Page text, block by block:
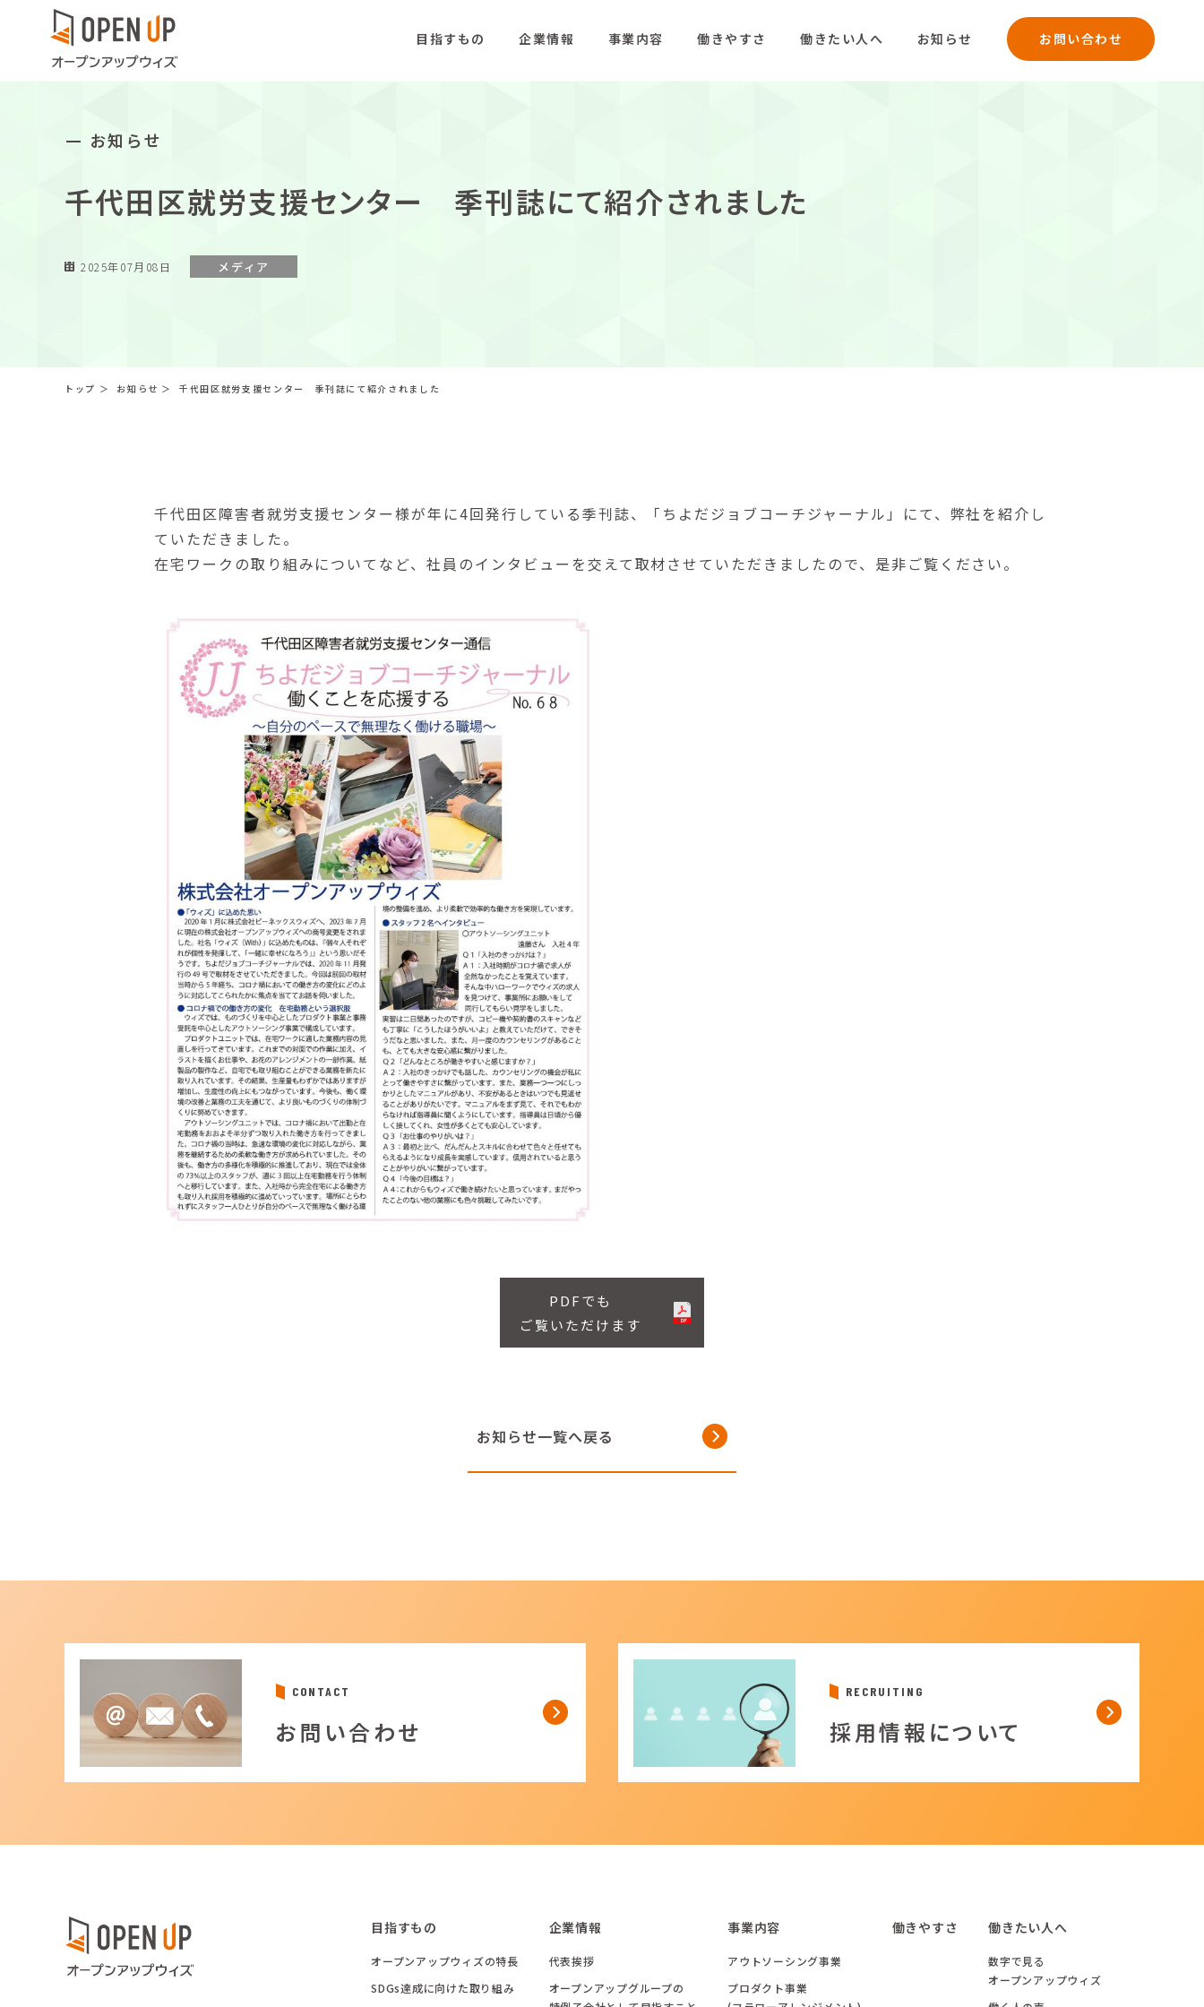
目指すもの 企業情報 事業内容 働きやすさ 働きたい人へ お知らせ お問い合わせ
お知らせ
千代田区就労支援センター 季刊誌にて紹介されました
2025年07月08日 メディア
トップ ＞ お知らせ ＞ 千代田区就労支援センター 季刊誌にて紹介されました
千代田区障害者就労支援センター様が年に4回発行している季刊誌、「ちよだジョブコーチジャーナル」にて、弊社を紹介し
ていただきました。
在宅ワークの取り組みについてなど、社員のインタビューを交えて取材させていただきましたので、是非ご覧ください。
PDFでも
ご覧いただけます
お知らせ一覧へ戻る
CONTACT
お問い合わせ
RECRUITING
採用情報について
目指すもの
オープンアップウィズの特長
SDGs達成に向けた取り組み
企業情報
代表挨拶
オープンアップグループの
事業内容
アウトソーシング事業
プロダクト事業
働きやすさ 働きたい人へ
数字で見る
オープンアップウィズ